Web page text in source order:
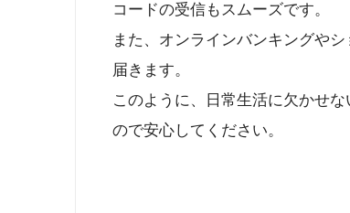
コードの受信もスムーズです。
また、オンラインバンキングや
届きます。
このように、日常生活に欠かせ
ので安心してください。